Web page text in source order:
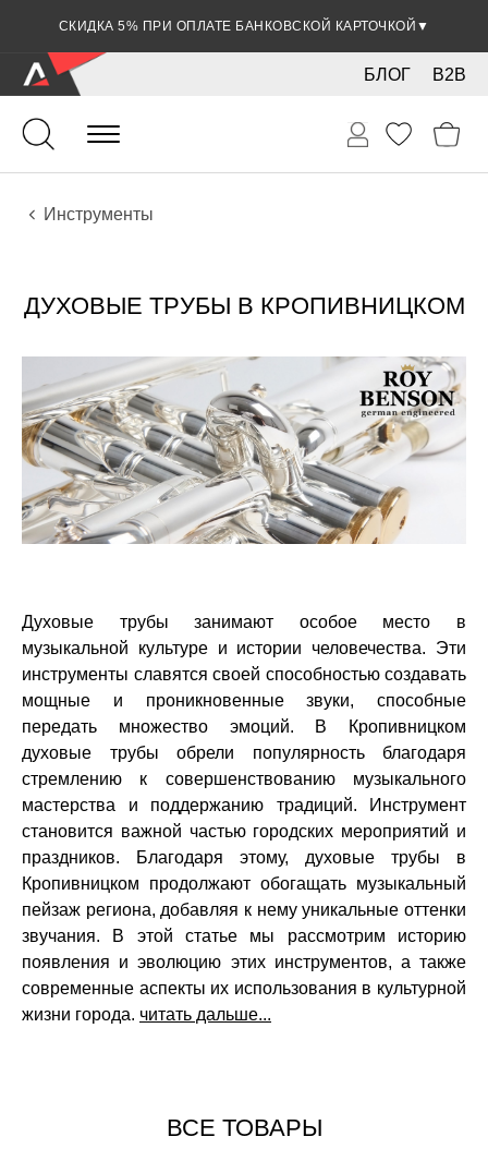
СКИДКА 5% ПРИ ОПЛАТЕ БАНКОВСКОЙ КАРТОЧКОЙ ▼
B2B
БЛОГ
Духовые
Медные
Инструменты
ДУХОВЫЕ ТРУБЫ В КРОПИВНИЦКОМ
Духовые трубы занимают особое место в
музыкальной культуре и истории человечества. Эти
инструменты славятся своей способностью создавать
мощные и проникновенные звуки, способные
передать множество эмоций. В Кропивницком
духовые трубы обрели популярность благодаря
стремлению к совершенствованию музыкального
мастерства и поддержанию традиций. Инструмент
становится важной частью городских мероприятий и
праздников. Благодаря этому, духовые трубы в
Кропивницком продолжают обогащать музыкальный
пейзаж региона, добавляя к нему уникальные оттенки
звучания. В этой статье мы рассмотрим историю
появления и эволюцию этих инструментов, а также
современные аспекты их использования в культурной
жизни города. читать дальше...
ВСЕ ТОВАРЫ